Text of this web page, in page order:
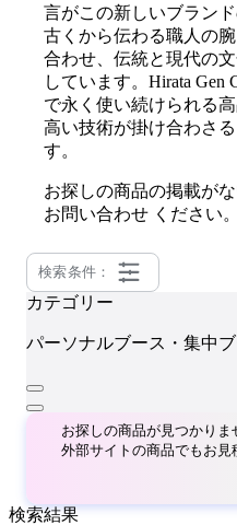
言がこの新しいブラン
古くから伝わる職人の
合わせ、伝統と現代の
しています。Hirata Gen
で永く使い続けられる
高い技術が掛け合わさ
す。
お探しの商品の掲載が
お問い合わせ ください。
検索条件：
カテゴリー
パーソナルブース・集中
お探しの商品が見つかりま
外部サイトの商品でもお見
検索結果